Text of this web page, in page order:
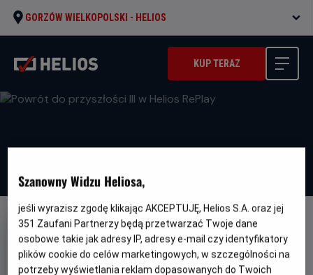
GORZÓW WIELKOPOLSKI - HELIOS
KUP TERAZ
Szanowny Widzu Heliosa,
jeśli wyrazisz zgodę klikając AKCEPTUJĘ, Helios S.A. oraz jej
351 Zaufani Partnerzy będą przetwarzać Twoje dane
osobowe takie jak adresy IP, adresy e-mail czy identyfikatory
plików cookie do celów marketingowych, w szczególności na
potrzeby wyświetlania reklam dopasowanych do Twoich